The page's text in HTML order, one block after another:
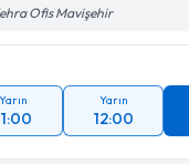
Ofis Mavişehir
Yarın Yarın
12:00